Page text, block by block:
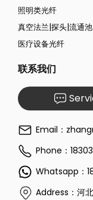
照明类光纤
真空法兰|探头|流通池
医疗设备光纤
联系我们
Email：
Phone：
Whatsapp：
Address：河